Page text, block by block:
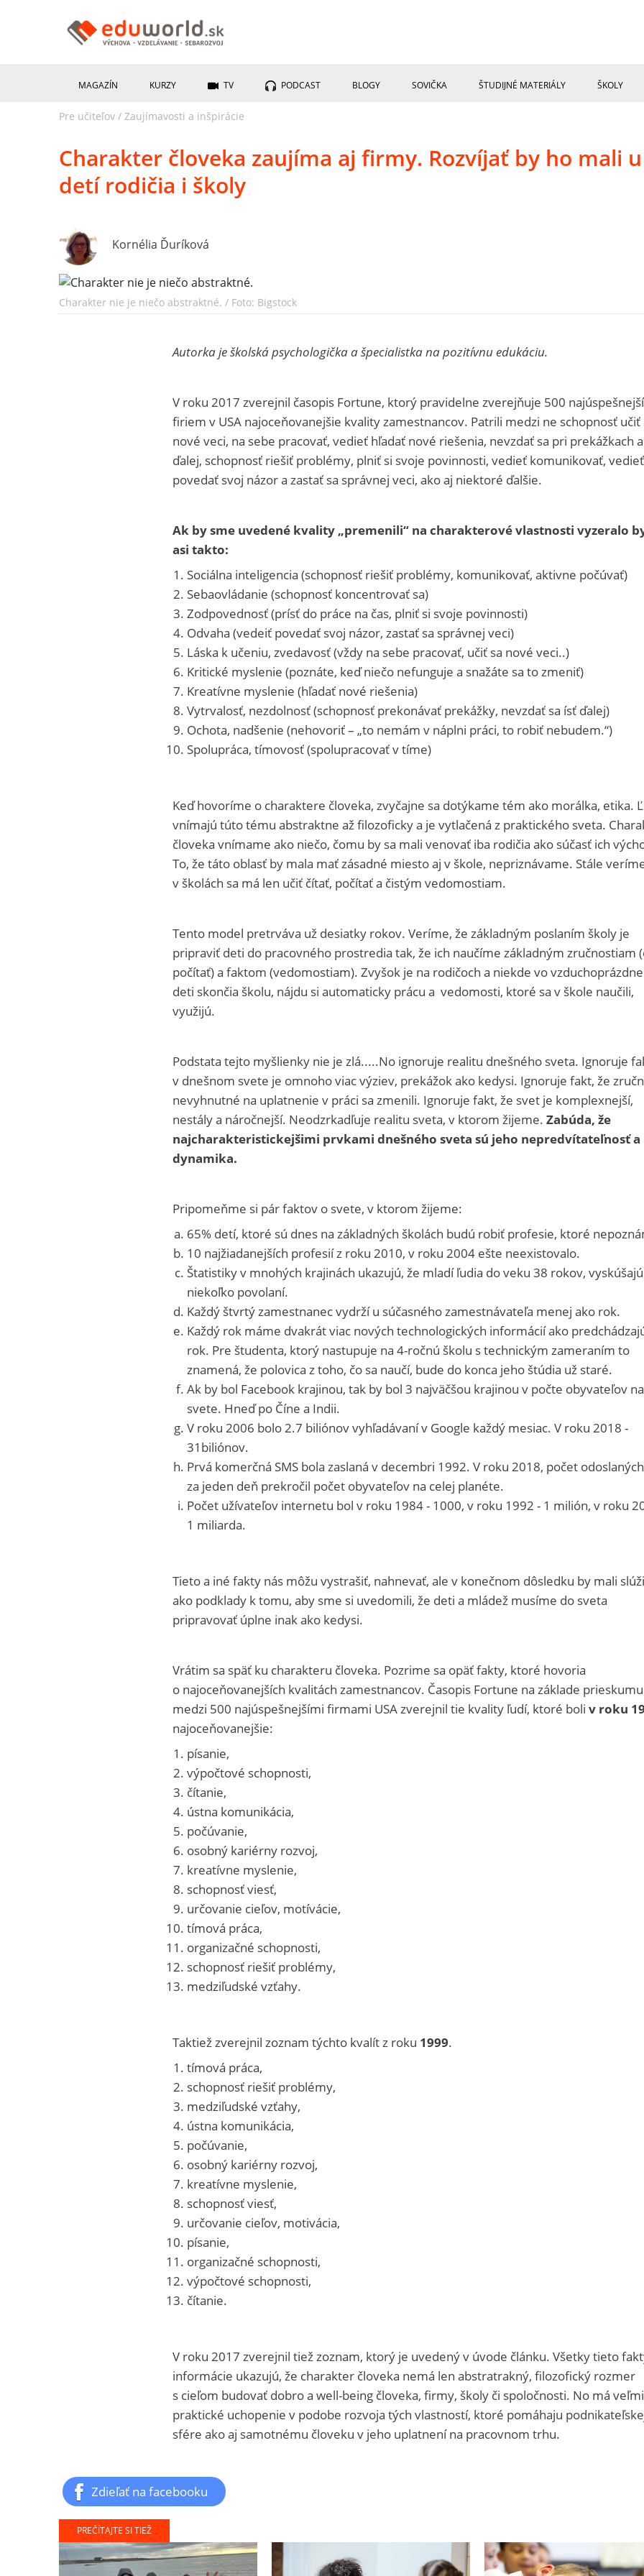
MAGAZÍN KURZY TV PODCAST BLOGY SOVIČKA ŠTUDIJNÉ MATERIÁLY ŠKOLY
Pre učiteľov / Zaujímavosti a inšpirácie
Charakter človeka zaujíma aj firmy. Rozvíjať by ho mali u
detí rodičia i školy
Kornélia Ďuríková
Charakter nie je niečo abstraktné. / Foto: Bigstock
Autorka je školská psychologička a špecialistka na pozitívnu edukáciu.
V roku 2017 zverejnil časopis Fortune, ktorý pravidelne zverejňuje 500
firiem v USA najoceňovanejšie kvality zamestnancov. Patrili medzi ne schopnosť učiť
nové veci, na sebe pracovať, vedieť hľadať nové riešenia, nevzdať sa pri prekážkach
ďalej, schopnosť riešiť problémy, plniť si svoje povinnosti, vedieť komunikovať, vedieť
povedať svoj názor a zastať sa správnej veci, ako aj niektoré ďalšie.
Ak by sme uvedené kvality „premenili“ na charakterové vlastnosti vyzeralo
asi takto:
Sociálna inteligencia (schopnosť riešiť problémy, komunikovať, aktivne počúvať)
Sebaovládanie (schopnosť koncentrovať sa)
Zodpovednosť (prísť do práce na čas, plniť si svoje povinnosti)
Odvaha (vedeiť povedať svoj názor, zastať sa správnej veci)
Láska k učeniu, zvedavosť (vždy na sebe pracovať, učiť sa nové veci..)
Kritické myslenie (poznáte, keď niečo nefunguje a snažáte sa to zmeniť)
Kreatívne myslenie (hľadať nové riešenia)
Vytrvalosť, nezdolnosť (schopnosť prekonávať prekážky, nevzdať sa ísť ďalej)
Ochota, nadšenie (nehovoriť – „to nemám v náplni práci, to robiť nebudem.“)
Spolupráca, tímovosť (spolupracovať v tíme)
Keď hovoríme o charaktere človeka, zvyčajne sa dotýkame tém ako morálka, etika.
vnímajú túto tému abstraktne až filozoficky a je vytlačená z praktického sveta.
človeka vnímame ako niečo, čomu by sa mali venovať iba rodičia ako súčasť ich
To, že táto oblasť by mala mať zásadné miesto aj v škole, nepriznávame. Stále
v školách sa má len učiť čítať, počítať a čistým vedomostiam.
Tento model pretrváva už desiatky rokov. Veríme, že základným poslaním školy je
pripraviť deti do pracovného prostredia tak, že ich naučíme základným zručnostiam
počítať) a faktom (vedomostiam). Zvyšok je na rodičoch a niekde vo
deti skončia školu, nájdu si automaticky prácu a vedomosti, ktoré sa v škole naučili,
využijú.
Podstata tejto myšlienky nie je zlá.....No ignoruje realitu dnešného sveta. Ignoruje
v dnešnom svete je omnoho viac výziev, prekážok ako kedysi. Ignoruje fakt, že
nevyhnutné na uplatnenie v práci sa zmenili. Ignoruje fakt, že svet je komplexnejší,
nestály a náročnejší. Neodzrkadľuje realitu sveta, v ktorom žijeme. Zabúda, že
najcharakteristickejšimi prvkami dnešného sveta sú jeho nepredvítateľnosť a
dynamika.
Pripomeňme si pár faktov o svete, v ktorom žijeme:
65% detí, ktoré sú dnes na základných školách budú robiť profesie, ktoré
10 najžiadanejších profesií z roku 2010, v roku 2004 ešte neexistovalo.
Štatistiky v mnohých krajinách ukazujú, že mladí ľudia do veku 38 rokov, vyskúšajú
niekoľko povolaní.
Každý štvrtý zamestnanec vydrží u súčasného zamestnávateľa menej ako rok.
Každý rok máme dvakrát viac nových technologických informácií ako
rok. Pre študenta, ktorý nastupuje na 4-ročnú školu s technickým zameraním to
znamená, že polovica z toho, čo sa naučí, bude do konca jeho štúdia už staré.
Ak by bol Facebook krajinou, tak by bol 3 najväčšou krajinou v počte obyvateľov na
svete. Hneď po Číne a Indii.
V roku 2006 bolo 2.7 biliónov vyhľadávaní v Google každý mesiac. V roku 2018 -
31biliónov.
Prvá komerčná SMS bola zaslaná v decembri 1992. V roku 2018, počet odoslaných
za jeden deň prekročil počet obyvateľov na celej planéte.
Počet užívateľov internetu bol v roku 1984 - 1000, v roku 1992 - 1 milión, v roku
1 miliarda.
Tieto a iné fakty nás môžu vystrašiť, nahnevať, ale v konečnom dôsledku by mali
ako podklady k tomu, aby sme si uvedomili, že deti a mládež musíme do sveta
pripravovať úplne inak ako kedysi.
Vrátim sa späť ku charakteru človeka. Pozrime sa opäť fakty, ktoré hovoria
o najoceňovanejších kvalitách zamestnancov. Časopis Fortune na základe prieskumu
medzi 500 najúspešnejšími firmami USA zverejnil tie kvality ľudí, ktoré boli v roku
najoceňovanejšie:
písanie,
výpočtové schopnosti,
čítanie,
ústna komunikácia,
počúvanie,
osobný kariérny rozvoj,
kreatívne myslenie,
schopnosť viesť,
určovanie cieľov, motívácie,
tímová práca,
organizačné schopnosti,
schopnosť riešiť problémy,
medziľudské vzťahy.
Taktiež zverejnil zoznam týchto kvalít z roku 1999.
tímová práca,
schopnosť riešiť problémy,
medziľudské vzťahy,
ústna komunikácia,
počúvanie,
osobný kariérny rozvoj,
kreatívne myslenie,
schopnosť viesť,
určovanie cieľov, motivácia,
písanie,
organizačné schopnosti,
výpočtové schopnosti,
čítanie.
V roku 2017 zverejnil tiež zoznam, ktorý je uvedený v úvode článku. Všetky tieto
informácie ukazujú, že charakter človeka nemá len abstratrakný, filozofický rozmer
s cieľom budovať dobro a well-being človeka, firmy, školy či spoločnosti. No má veľmi
praktické uchopenie v podobe rozvoja tých vlastností, ktoré pomáhaju
sfére ako aj samotnému človeku v jeho uplatnení na pracovnom trhu.
Zdieľať na facebooku
PREČÍTAJTE SI TIEŽ